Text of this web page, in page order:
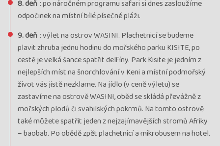
8. deň : po náročném programu safari si dnes zasloužíme
odpočinek na místní bílé písečné pláži.
9. deň : výlet na ostrov WASINI. Plachetnicí se budeme
plavit zhruba jednu hodinu do mořského parku KISITE, po
cestě je velká šance spatřit delfíny. Park Kisite je jedním z
nejlepších míst na šnorchlování v Keni a místní podmořský
život vás jistě nezklame. Na jídlo (v ceně výletu) se
zastavíme na ostrově WASINI, oběd se skládá převážně z
mořských plodů či svahilských pokrmů. Na tomto ostrově
také můžete spatřit jeden z nejzajímavějších stromů Afriky
– baobab. Po obědě zpět plachetnicí a mikrobusem na hotel.